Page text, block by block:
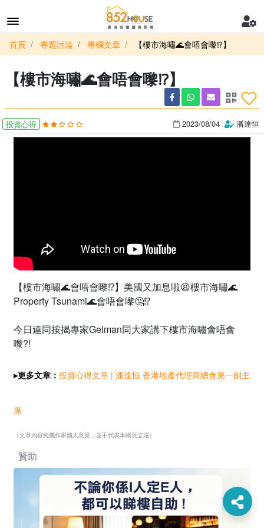
首頁 專題討論 專欄文章 【樓市海嘯🌊會唔會嚟⁉️】
【樓市海嘯🌊會唔會嚟⁉️】
投資心得 2023/08/04 潘達恒
【樓市海嘯🌊會唔會嚟⁉️】美國又加息啦😫樓市海嘯🌊
Property Tsunami🌊會唔會嚟🤔⁉️
今日連同按揭專家Gelman同大家講下樓市海嘯會唔會
嚟?!
▸更多文章： 投資心得文章 | 潘達恒 香港地產代理商總會第一副主
席
（文章內容純屬作家個人意見，並不代表本網頁立場）
贊助